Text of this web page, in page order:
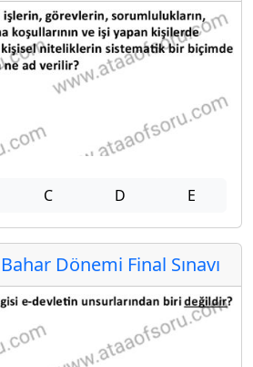
C D E
Dönemi Final Sınavı